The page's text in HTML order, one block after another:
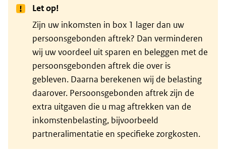
Let op!
Zijn uw inkomsten in box 1 lager dan uw
persoonsgebonden aftrek? Dan verminderen
wij uw voordeel uit sparen en beleggen met de
persoonsgebonden aftrek die over is
gebleven. Daarna berekenen wij de belasting
daarover. Persoonsgebonden aftrek zijn de
extra uitgaven die u mag aftrekken van de
inkomstenbelasting, bijvoorbeeld
partneralimentatie en specifieke zorgkosten.